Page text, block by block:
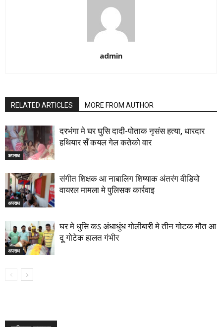
admin
RELATED ARTICLES MORE FROM AUTHOR
अपराध
दरभंगा मे घर घुसि दादी-पोताक नृसंस हत्या, धारदार
हथियार सँ कयल गेल कतेको वार
अपराध
संगीत शिक्षक आ नाबालिग शिष्याक अंतरंग वीडियो
वायरल मामला मे पुलिसक कार्रवाइ
अपराध
घर मे धुसि कऽ अंधाधुंध गोलीबारी मे तीन गोटक मौत आ
दू गोटेक हालत गंभीर